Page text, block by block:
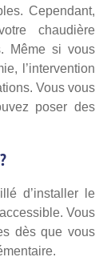
Cependant,
chaudière
Même si vous
l’intervention
Vous vous
poser des
d’installer le
Vous
dès que vous